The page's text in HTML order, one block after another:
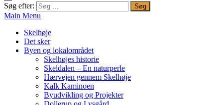
Søg efter:
Main Menu
Skelhøje
Det sker
Byen og lokalområdet
Skelhøjes historie
Skeldalen – En naturperle
Hærvejen gennem Skelhøje
Kalk Kaminoen
Byudvikling og Projekter